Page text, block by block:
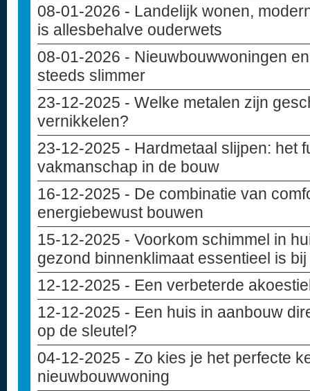
08-01-2026 - Landelijk wonen,
is allesbehalve ouderwets
08-01-2026 - Nieuwbouwwoningen
steeds slimmer
23-12-2025 - Welke metalen zijn
vernikkelen?
23-12-2025 - Hardmetaal slijpen: het
vakmanschap in de bouw
16-12-2025 - De combinatie van
energiebewust bouwen
15-12-2025 - Voorkom schimmel in
gezond binnenklimaat essentieel is
12-12-2025 - Een verbeterde
12-12-2025 - Een huis in aanbouw
op de sleutel?
04-12-2025 - Zo kies je het perfecte
nieuwbouwwoning